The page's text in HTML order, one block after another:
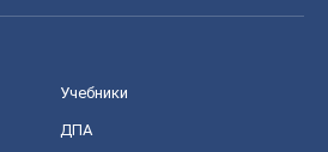
Учебники
ДПА